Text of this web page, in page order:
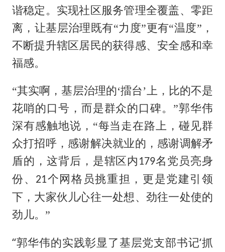
谐稳定。实现社区服务管理全覆盖、零距
离，让基层治理既有“力度”更有“温度”，
不断提升辖区居民的获得感、安全感和幸
福感。
“其实啊，基层治理的‘擂台’上，比的不是
花哨的口号，而是群众的口碑。”郭华伟
深有感触地说，“每当走在路上，碰见群
众打招呼，感谢解决就业的，感谢调解矛
盾的，这背后，是辖区内 179名党员亮身
份、
21个网格员挑重担，更是党建引领
下，大家伙儿心往一处想、劲往一处使的
劲儿。”
“郭华伟的实践彰显了基层党支部书记‘抓